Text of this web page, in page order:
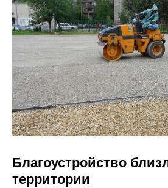
Благоустройство
территории